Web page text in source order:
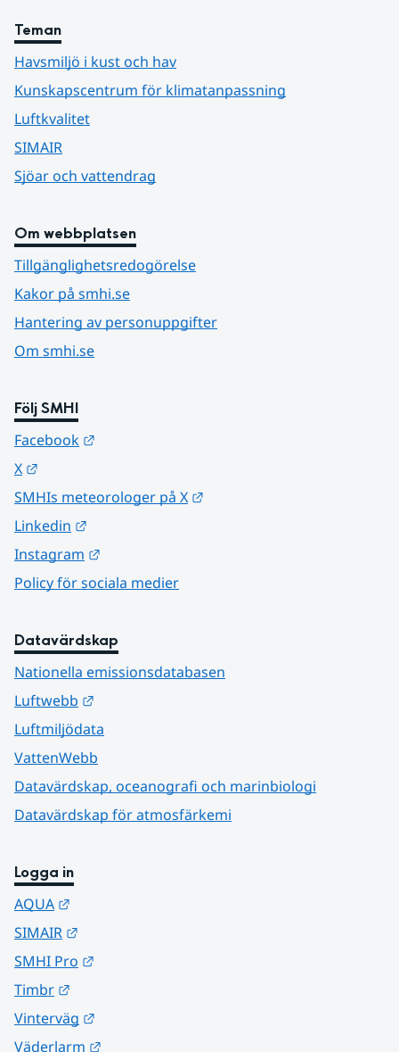
Teman
Havsmiljö i kust och hav
Kunskapscentrum för klimatanpassning
Luftkvalitet
SIMAIR
Sjöar och vattendrag
Om webbplatsen
Tillgänglighetsredogörelse
Kakor på smhi.se
Hantering av personuppgifter
Om smhi.se
Följ SMHI
Facebook
X
SMHIs meteorologer på X
Linkedin
Instagram
Policy för sociala medier
Datavärdskap
Nationella emissionsdatabasen
Luftwebb
Luftmiljödata
VattenWebb
Datavärdskap, oceanografi och marinbiologi
Datavärdskap för atmosfärkemi
Logga in
AQUA
SIMAIR
SMHI Pro
Timbr
Vinterväg
Väderlarm